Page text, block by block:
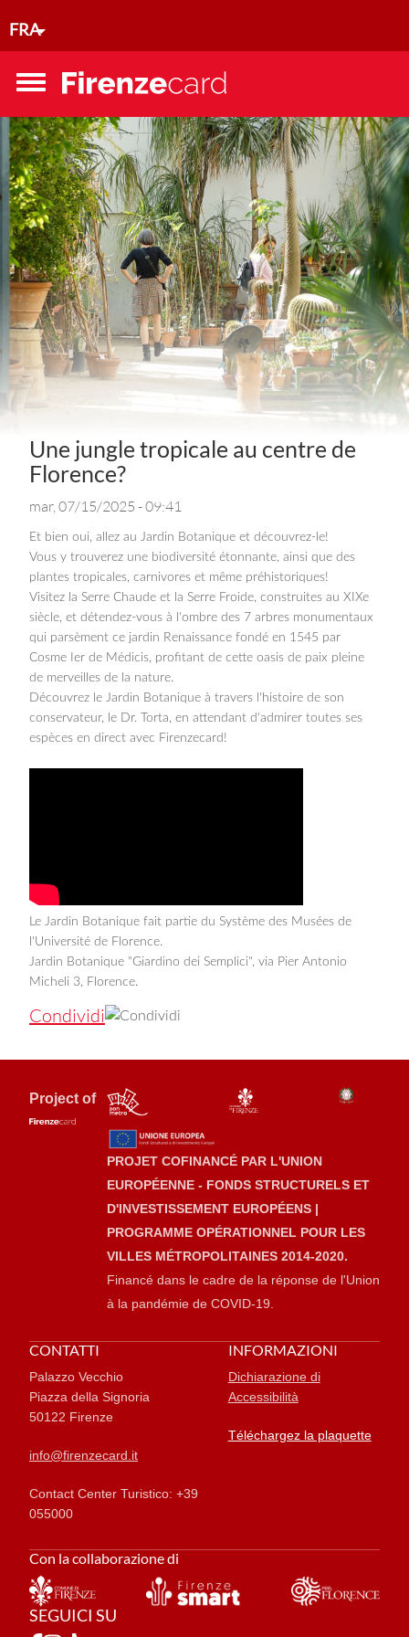
FRA
Toggle
Une jungle tropicale au centre de
Florence?
mar, 07/15/2025 - 09:41
Et bien oui, allez au Jardin Botanique et découvrez-le!
Vous y trouverez une biodiversité étonnante, ainsi que des
plantes tropicales, carnivores et même préhistoriques!
Visitez la Serre Chaude et la Serre Froide, construites au XIXe
siècle, et détendez-vous à l'ombre des 7 arbres monumentaux
qui parsèment ce jardin Renaissance fondé en 1545 par
Cosme Ier de Médicis, profitant de cette oasis de paix pleine
de merveilles de la nature.
Découvrez le Jardin Botanique à travers l'histoire de son
conservateur, le Dr. Torta, en attendant d'admirer toutes ses
espèces en direct avec Firenzecard!
Le Jardin Botanique fait partie du Système des Musées de
l'Université de Florence.
Jardin Botanique "Giardino dei Semplici", via Pier Antonio
Micheli 3, Florence.
Condividi
Project of
PROJET COFINANCÉ PAR L'UNION
EUROPÉENNE - FONDS STRUCTURELS ET
D'INVESTISSEMENT EUROPÉENS |
PROGRAMME OPÉRATIONNEL POUR LES
VILLES MÉTROPOLITAINES 2014-2020.
Financé dans le cadre de la réponse de l'Union
à la pandémie de COVID-19.
CONTATTI
Palazzo Vecchio
Piazza della Signoria
50122 Firenze
info@firenzecard.it
Contact Center Turistico: +39
055000
INFORMAZIONI
Dichiarazione di
Accessibilità
Téléchargez la plaquette
Con la collaborazione di
SEGUICI SU